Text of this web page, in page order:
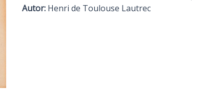
Autor: Henri de Toulouse Lautrec